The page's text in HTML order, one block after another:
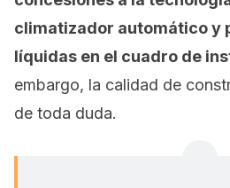
climatizador automático y
líquidas en el cuadro de
embargo, la calidad de
de toda duda.